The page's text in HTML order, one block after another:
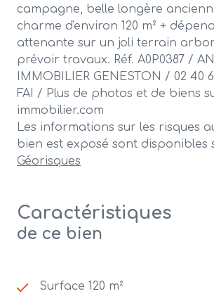
campagne, belle longère
charme d'environ 120 m² +
attenante sur un joli terrain
prévoir travaux. Réf. A0P0387 /
IMMOBILIER GENESTON / 02 40
FAI / Plus de photos et de biens
immobilier.com
Les informations sur les risques
bien est exposé sont disponibles
Géorisques
Caractéristiques
de ce bien
Surface 120 m²